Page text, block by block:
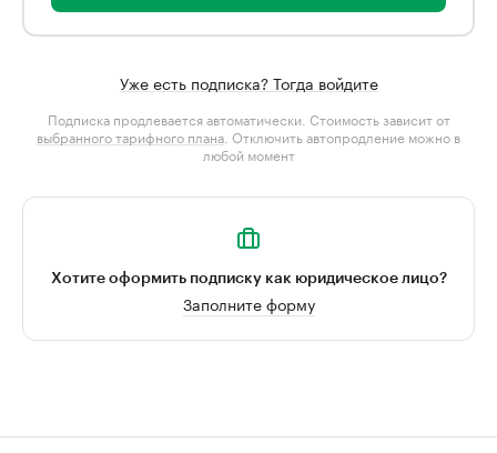
Уже есть подписка? Тогда войдите
Подписка продлевается автоматически. Стоимость зависит от
выбранного тарифного плана . Отключить автопродление можно в
любой момент
Хотите оформить подписку как юридическое лицо?
Заполните форму